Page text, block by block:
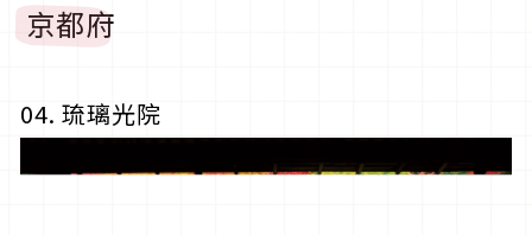
京都府
04. 琉璃光院